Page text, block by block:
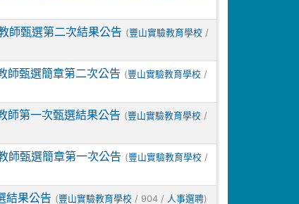
師甄選第二次結果公告 (豐山實驗教育學校 /
師甄選簡章第二次公告 (豐山實驗教育學校 /
師第一次甄選結果公告 (豐山實驗教育學校 /
師甄選簡章第一次公告 (豐山實驗教育學校 /
結果公告 (豐山實驗教育學校 / 904 / 人事選聘)